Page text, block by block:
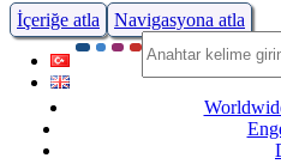
İçeriğe atla Navigasyona atla